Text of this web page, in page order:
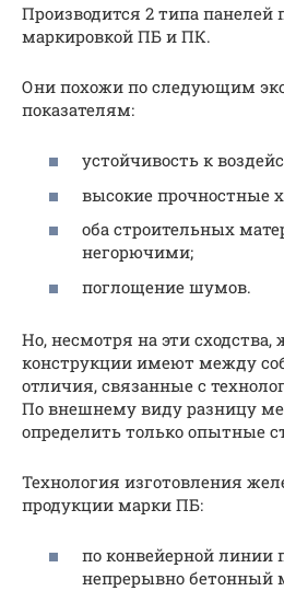
Производится 2 типа панелей
маркировкой ПБ и ПК.
Они похожи по следующим
показателям:
устойчивость к
высокие прочностные
оба строительных
негорючими;
поглощение шумов.
Но, несмотря на эти сходства,
конструкции имеют между
отличия, связанные с
По внешнему виду разницу
определить только опытные
Технология изготовления
продукции марки ПБ:
по конвейерной линии
непрерывно бетонный